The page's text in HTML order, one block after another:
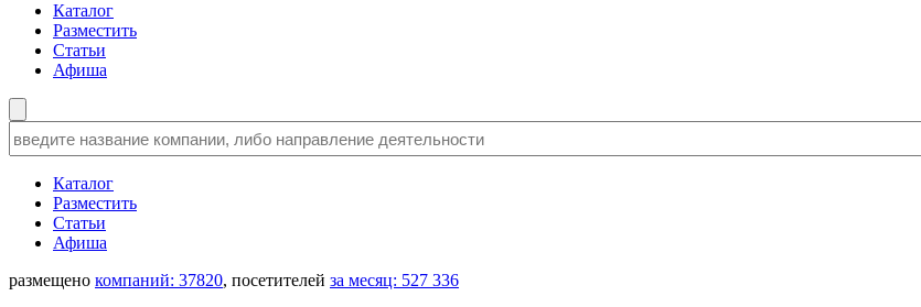
Каталог
Разместить
Статьи
Афиша
Каталог
Разместить
Статьи
Афиша
размещено компаний: 37820, посетителей за месяц: 527 336